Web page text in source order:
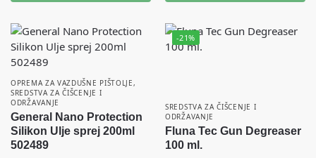
OPREMA ZA VAZDUŠNE PIŠTOLJE,
SREDSTVA ZA ČIŠCENJE I
ODRŽAVANJE
General Nano Protection
Silikon Ulje sprej 200ml
502489
-21%
SREDSTVA ZA ČIŠCENJE I
ODRŽAVANJE
Fluna Tec Gun Degreaser
100 ml.